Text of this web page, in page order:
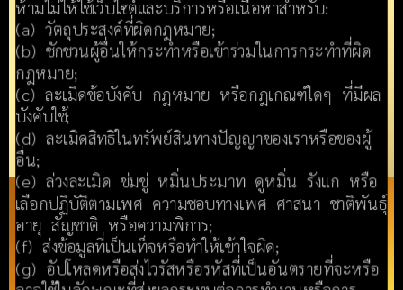
ห้ามไม่ให้ใช้เว็บไซต์และบริการหรือเนื้อหาสำหรับ:
(a) วัตถุประสงค์ที่ผิดกฎหมาย;
(b) ชักชวนผู้อื่นให้กระทำหรือเข้าร่วมในการกระทำที่ผิด
กฎหมาย;
(c) ละเมิดข้อบังคับ กฎหมาย หรือกฎเกณฑ์ใดๆ ที่มีผล
บังคับใช้;
(d) ละเมิดสิทธิในทรัพย์สินทางปัญญาของเราหรือของผู้
อื่น;
(e) ล่วงละเมิด ข่มขู่ หมิ่นประมาท ดูหมิ่น รังแก หรือ
เลือกปฏิบัติตามเพศ ความชอบทางเพศ ศาสนา ชาติพันธุ์
อายุ สัญชาติ หรือความพิการ;
(f) ส่งข้อมูลที่เป็นเท็จหรือทำให้เข้าใจผิด;
(g) อัปโหลดหรือส่งไวรัสหรือรหัสที่เป็นอันตรายที่จะหรือ